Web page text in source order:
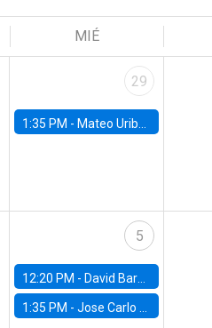
MIÉ
29
1:35 PM - Mateo Uribe-Castro, Universidad de los Andes (Colombia)
5
12:20 PM - David Bardey, Universidad de los Andes - CEDE
1:35 PM -Jose Carlo Bermudez, UC (ME) & World Bank